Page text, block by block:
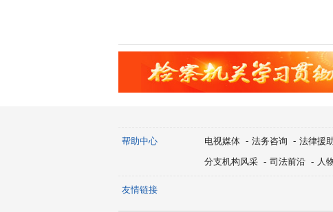
帮助中心 电视媒体 - 法务咨询 - 法律援
分支机构风采 - 司法前沿 - 人
友情链接